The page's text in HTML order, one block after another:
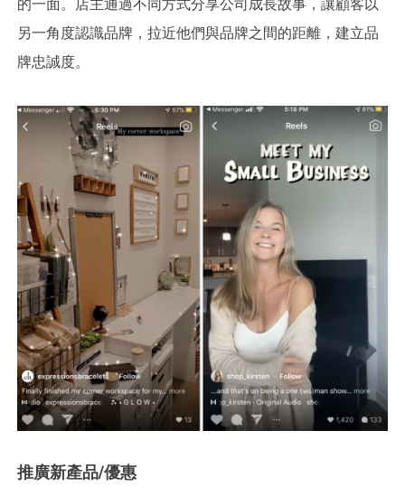
的一面。店主通過不同方式分享公司成長故事，讓顧客以
另一角度認識品牌，拉近他們與品牌之間的距離，建立品
牌忠誠度。
推廣新產品/優惠